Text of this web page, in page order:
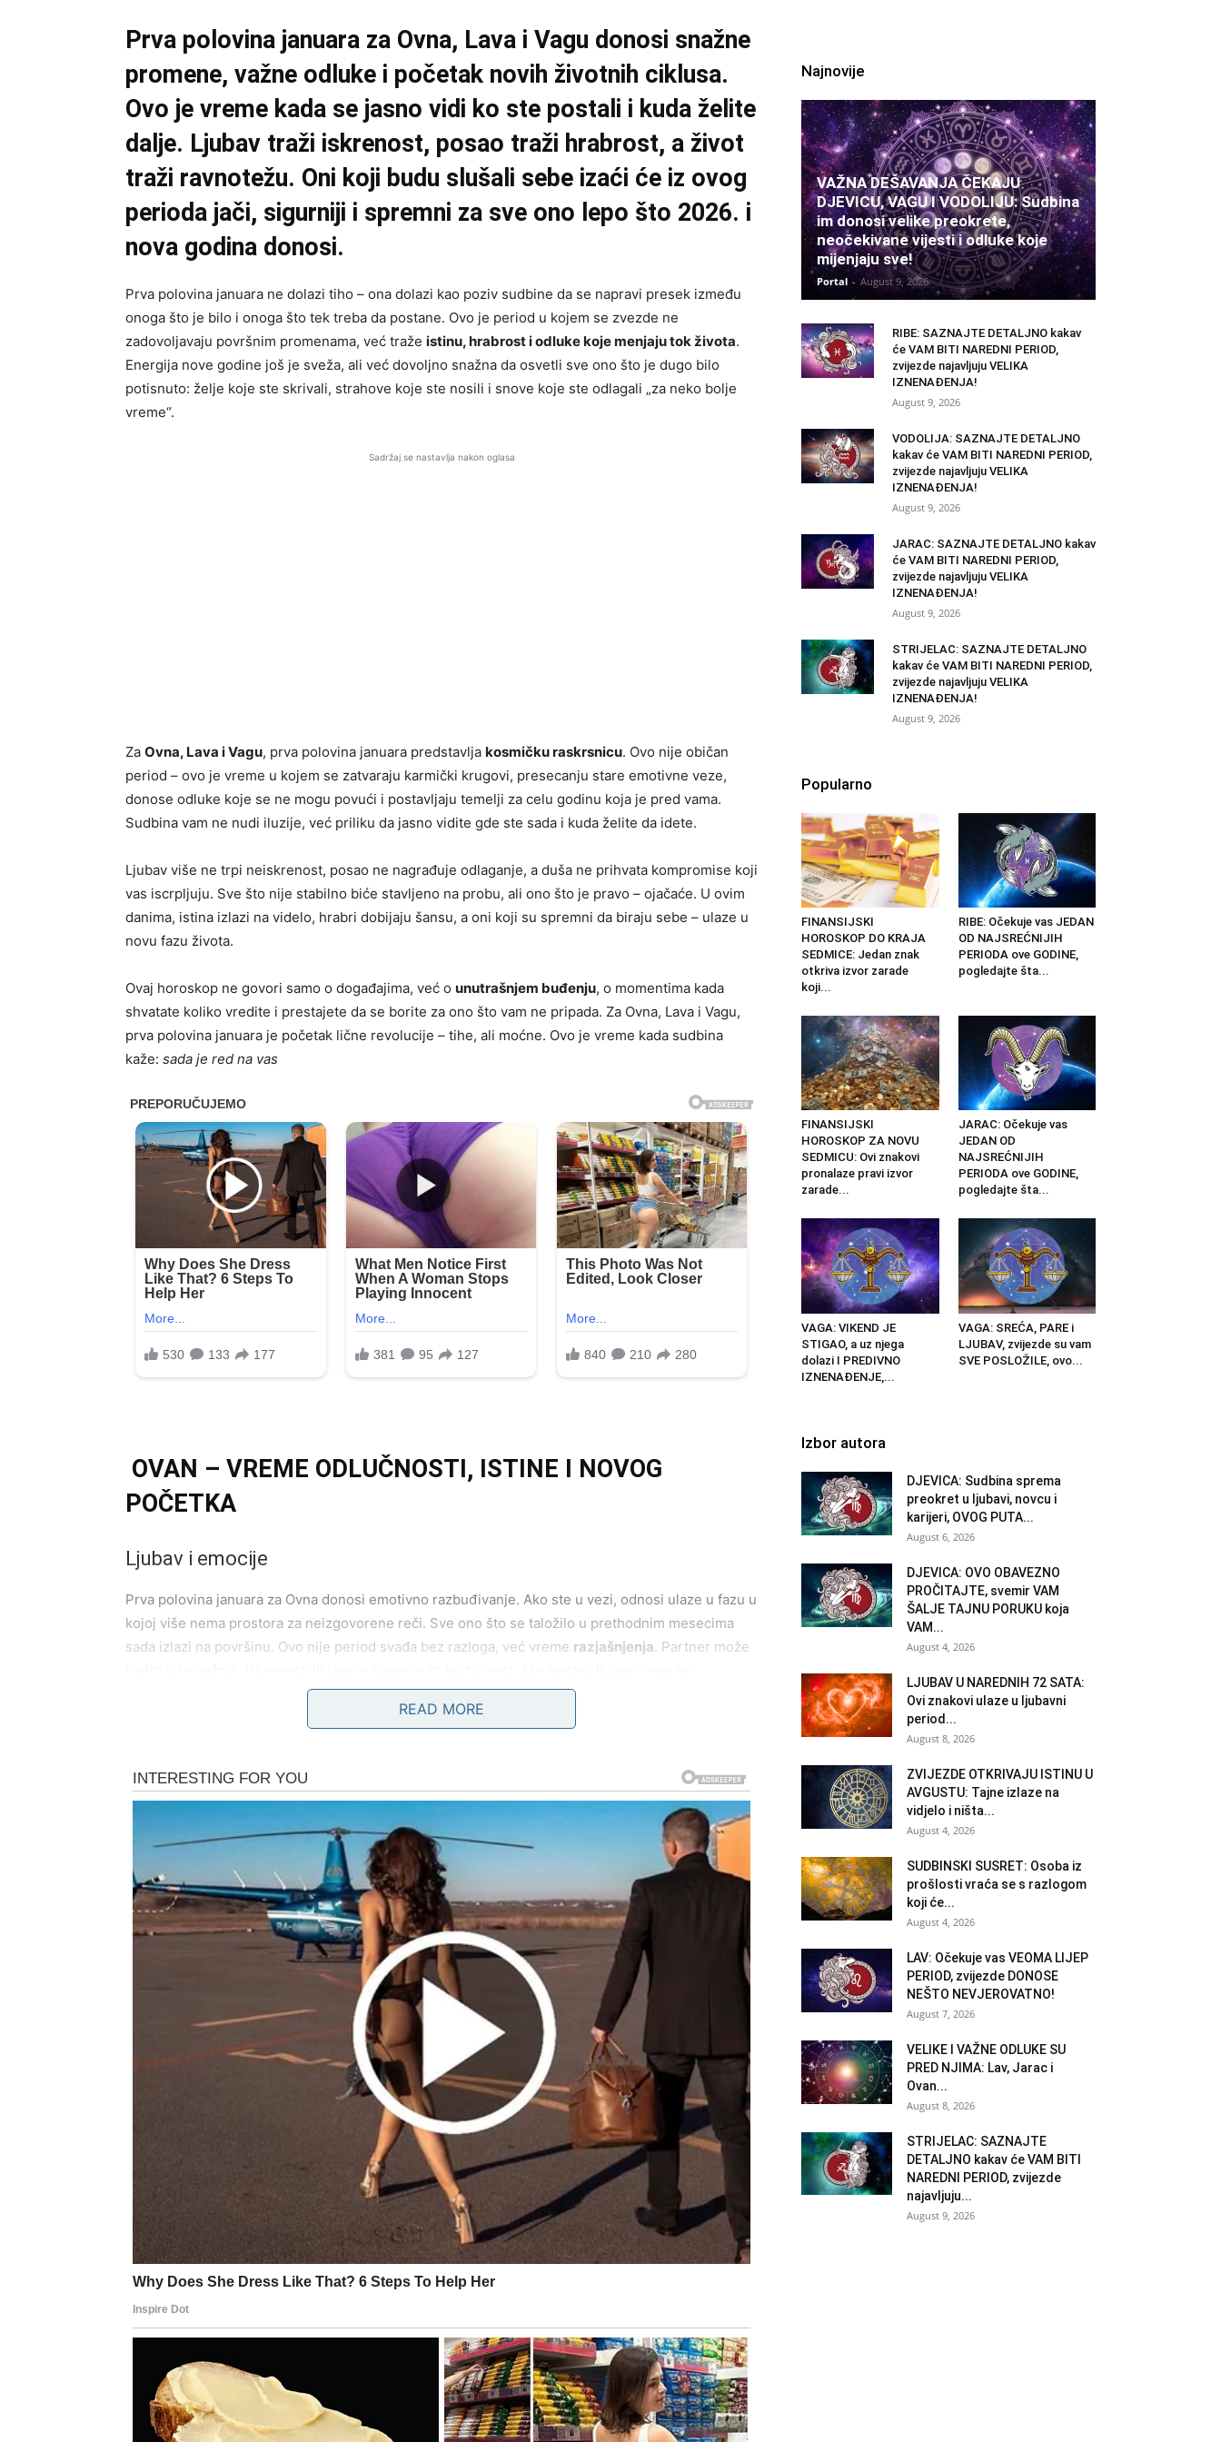
Prva polovina januara za Ovna, Lava i Vagu donosi snažne
promene, važne odluke i početak novih životnih ciklusa.
Ovo je vreme kada se jasno vidi ko ste postali i kuda želite
dalje. Ljubav traži iskrenost, posao traži hrabrost, a život
traži ravnotežu. Oni koji budu slušali sebe izaći će iz ovog
perioda jači, sigurniji i spremni za sve ono lepo što 2026. i
nova godina donosi.
Prva polovina januara ne dolazi tiho – ona dolazi kao poziv sudbine da se napravi presek između
onoga što je bilo i onoga što tek treba da postane. Ovo je period u kojem se zvezde ne
zadovoljavaju površnim promenama, već traže istinu, hrabrost i odluke koje menjaju tok života.
Energija nove godine još je sveža, ali već dovoljno snažna da osvetli sve ono što je dugo bilo
potisnuto: želje koje ste skrivali, strahove koje ste nosili i snove koje ste odlagali „za neko bolje
vreme“.
Sadržaj se nastavlja nakon oglasa
Za Ovna, Lava i Vagu, prva polovina januara predstavlja kosmičku raskrsnicu. Ovo nije običan
period – ovo je vreme u kojem se zatvaraju karmički krugovi, presecanju stare emotivne veze,
donose odluke koje se ne mogu povući i postavljaju temelji za celu godinu koja je pred vama.
Sudbina vam ne nudi iluzije, već priliku da jasno vidite gde ste sada i kuda želite da idete.
Ljubav više ne trpi neiskrenost, posao ne nagrađuje odlaganje, a duša ne prihvata kompromise koji
vas iscrpljuju. Sve što nije stabilno biće stavljeno na probu, ali ono što je pravo – ojačaće. U ovim
danima, istina izlazi na videlo, hrabri dobijaju šansu, a oni koji su spremni da biraju sebe – ulaze u
novu fazu života.
Ovaj horoskop ne govori samo o događajima, već o unutrašnjem buđenju, o momentima kada
shvatate koliko vredite i prestajete da se borite za ono što vam ne pripada. Za Ovna, Lava i Vagu,
prva polovina januara je početak lične revolucije – tihe, ali moćne. Ovo je vreme kada sudbina
kaže: sada je red na vas
OVAN – VREME ODLUČNOSTI, ISTINE I NOVOG
POČETKA
Ljubav i emocije
Prva polovina januara za Ovna donosi emotivno razbuđivanje. Ako ste u vezi, odnosi ulaze u fazu u
kojoj više nema prostora za neizgovorene reči. Sve ono što se taložilo u prethodnim mesecima
sada izlazi na površinu. Ovo nije period svađa bez razloga, već vreme razjašnjenja. Partner može
produbljuje. Ako je veza na staklenim nogama – istina će to pokazati.
već susret koji pokreće emocije i menja način na koji gledate na ljubav. Prošlost se povlači, ali
Posao i karijera
Na poslovnom planu, Ovan ulazi u period velikih odluka. Prva polovina januara traži
pametno planiranje. Možete osetiti pritisak da ubrzate neke procese, ali zvezde savetuju da ne
žurite bez jasne strategije. Ako razmišljate o promeni posla, pravca ili projekta – ovo je vreme kada
se rađaju ideje, ali realizacija dolazi nešto kasnije.
Autoriteti vas primećuju. Vaš trud nije prošao nezapaženo, čak i ako do sada niste dobijali potvrdu.
U narednim danima dolazi razgovor, ponuda ili prilika koja vas stavlja u povoljniji položaj. Ključ
uspeha je u disciplini – jer talenat već imate.
Finansijska situacija se stabilizuje, ali zahteva odgovornost. Mogući su manji iznenadni troškovi, ali
i priliv novca koji dolazi kao nagrada za raniji trud. Ovo je dobar period za planiranje budžeta,
vraćanje dugova i postavljanje finansijskih ciljeva za celu godinu. Ne rasipajte energiju ni novac –
fokusirajte se na ono što ima dugoročnu vrednost.
Zdravlje i lični rast
slušate telo i ne ignorišete signale umora. Uvođenje novih rutina, fizičke aktivnosti ili promene
ishrane može imati vrlo pozitivan efekat. Mentalno – ovo je period buđenja samopouzdanja i
povratka vere u sebe.
READ MORE
Najnovije
VAŽNA DEŠAVANJA ČEKAJU
DJEVICU, VAGU I VODOLIJU: Sudbina
im donosi velike preokrete,
neočekivane vijesti i odluke koje
mijenjaju sve!
Portal - August 9, 2026
RIBE: SAZNAJTE DETALJNO kakav
će VAM BITI NAREDNI PERIOD,
zvijezde najavljuju VELIKA
IZNENAĐENJA!
August 9, 2026
VODOLIJA: SAZNAJTE DETALJNO
kakav će VAM BITI NAREDNI PERIOD,
zvijezde najavljuju VELIKA
IZNENAĐENJA!
August 9, 2026
JARAC: SAZNAJTE DETALJNO kakav
će VAM BITI NAREDNI PERIOD,
zvijezde najavljuju VELIKA
IZNENAĐENJA!
August 9, 2026
STRIJELAC: SAZNAJTE DETALJNO
kakav će VAM BITI NAREDNI PERIOD,
zvijezde najavljuju VELIKA
IZNENAĐENJA!
August 9, 2026
Popularno
FINANSIJSKI
HOROSKOP DO KRAJA
SEDMICE: Jedan znak
otkriva izvor zarade
koji...
RIBE: Očekuje vas JEDAN
OD NAJSREĆNIJIH
PERIODA ove GODINE,
pogledajte šta...
FINANSIJSKI
HOROSKOP ZA NOVU
SEDMICU: Ovi znakovi
pronalaze pravi izvor
zarade...
JARAC: Očekuje vas
JEDAN OD
NAJSREĆNIJIH
PERIODA ove GODINE,
pogledajte šta...
VAGA: VIKEND JE
STIGAO, a uz njega
dolazi I PREDIVNO
IZNENAĐENJE,...
VAGA: SREĆA, PARE i
LJUBAV, zvijezde su vam
SVE POSLOŽILE, ovo...
Izbor autora
DJEVICA: Sudbina sprema
preokret u ljubavi, novcu i
karijeri, OVOG PUTA...
August 6, 2026
DJEVICA: OVO OBAVEZNO
PROČITAJTE, svemir VAM
ŠALJE TAJNU PORUKU koja
VAM...
August 4, 2026
LJUBAV U NAREDNIH 72 SATA:
Ovi znakovi ulaze u ljubavni
period...
August 8, 2026
ZVIJEZDE OTKRIVAJU ISTINU U
AVGUSTU: Tajne izlaze na
vidjelo i ništa...
August 4, 2026
SUDBINSKI SUSRET: Osoba iz
prošlosti vraća se s razlogom
koji će...
August 4, 2026
LAV: Očekuje vas VEOMA LIJEP
PERIOD, zvijezde DONOSE
NEŠTO NEVJEROVATNO!
August 7, 2026
VELIKE I VAŽNE ODLUKE SU
PRED NJIMA: Lav, Jarac i
Ovan...
August 8, 2026
STRIJELAC: SAZNAJTE
DETALJNO kakav će VAM BITI
NAREDNI PERIOD, zvijezde
najavljuju...
August 9, 2026